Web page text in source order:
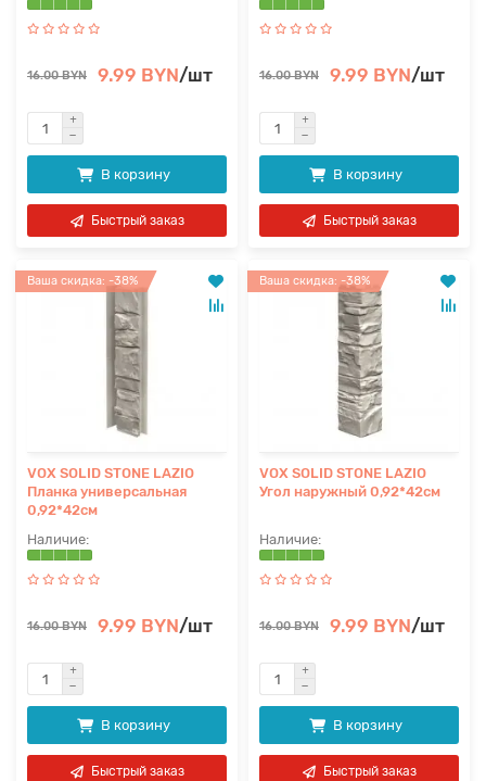
16.00 BYN 9.99 BYN/шт
В корзину
Быстрый заказ
16.00 BYN 9.99 BYN/шт
В корзину
Быстрый заказ
Ваша скидка: -38%
VOX SOLID STONE LAZIO
Планка универсальная
0,92*42см
16.00 BYN 9.99 BYN/шт
В корзину
Быстрый заказ
Ваша скидка: -38%
VOX SOLID STONE LAZIO
Угол наружный 0,92*42см
16.00 BYN 9.99 BYN/шт
В корзину
Быстрый заказ